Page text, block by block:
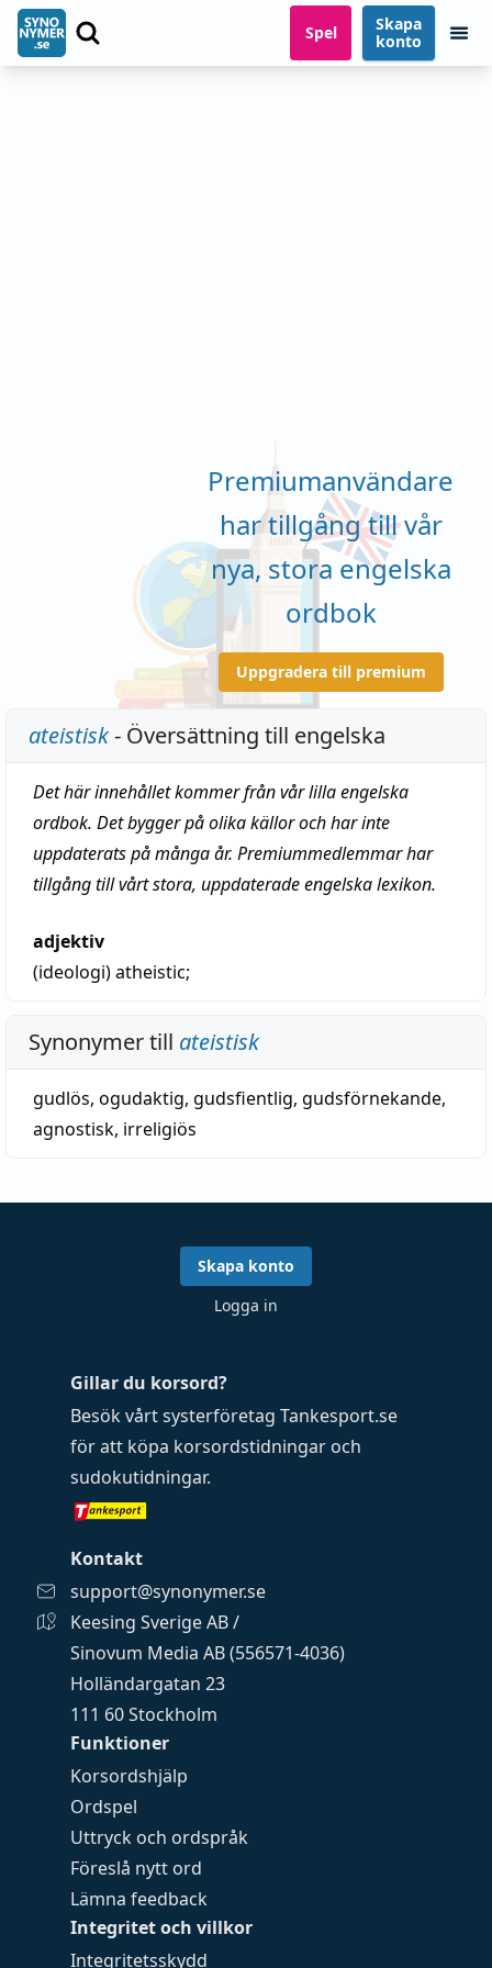
Spel
Skapa
konto
Premiumanvändare
har tillgång till vår
nya, stora engelska
ordbok
Uppgradera till premium
ateistisk- Översättning till engelska
Det här innehållet kommer från vår lilla engelska
ordbok. Det bygger på olika källor och har inte
uppdaterats på många år. Premiummedlemmar har
tillgång till vårt stora, uppdaterade engelska lexikon.
adjektiv
(ideologi)atheistic;
Synonymer till ateistisk
gudlös, ogudaktig, gudsfientlig, gudsförnekande,
agnostisk, irreligiös
Funktioner
Korsordshjälp
Ordspel
Uttryck och ordspråk
Föreslå nytt ord
Lämna feedback
Integritet och villkor
Integritetsskydd
Gillar du korsord?
Besök vårt systerföretag Tankesport.se
för att köpa korsordstidningar och
sudokutidningar.
Kontakt
support@synonymer.se
Keesing Sverige AB /
Sinovum Media AB (556571-4036)
Holländargatan 23
111 60 Stockholm
Skapa konto
Logga in